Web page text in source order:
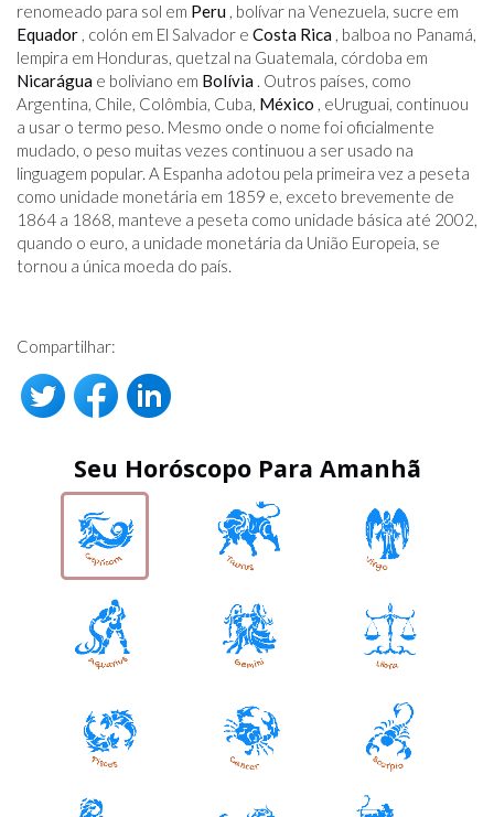
renomeado para sol em Peru , bolívar na Venezuela, sucre em
Equador , colón em El Salvador e Costa Rica , balboa no Panamá,
lempira em Honduras, quetzal na Guatemala, córdoba em
Nicarágua e boliviano em Bolívia . Outros países, como
Argentina, Chile, Colômbia, Cuba, México , eUruguai, continuou
a usar o termo peso. Mesmo onde o nome foi oficialmente
mudado, o peso muitas vezes continuou a ser usado na
linguagem popular. A Espanha adotou pela primeira vez a peseta
como unidade monetária em 1859 e, exceto brevemente de
1864 a 1868, manteve a peseta como unidade básica até 2002,
quando o euro, a unidade monetária da União Europeia, se
tornou a única moeda do país.
Compartilhar:
Seu Horóscopo Para Amanhã